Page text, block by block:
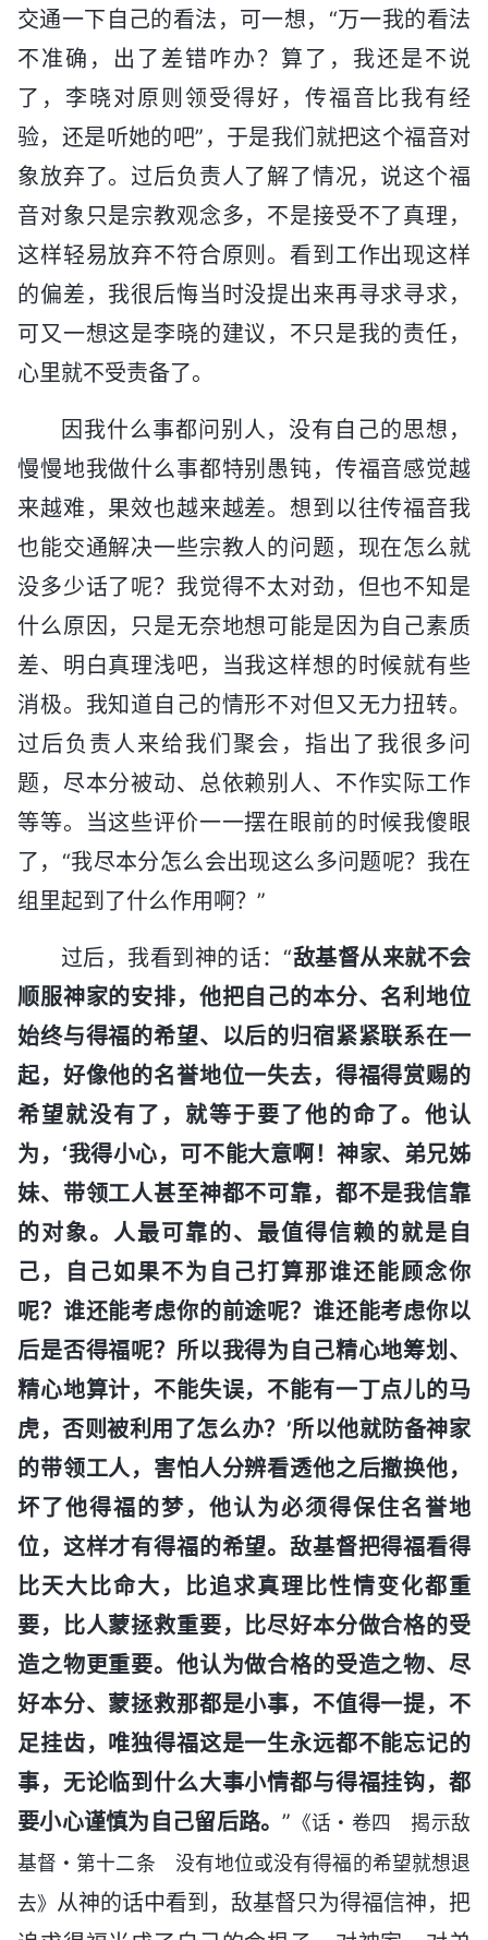
交通一下自己的看法，可一想，“万一我的看法
不准确，出了差错咋办？算了，我还是不说
了，李晓对原则领受得好，传福音比我有经
验，还是听她的吧”，于是我们就把这个福音对
象放弃了。过后负责人了解了情况，说这个福
音对象只是宗教观念多，不是接受不了真理，
这样轻易放弃不符合原则。看到工作出现这样
的偏差，我很后悔当时没提出来再寻求寻求，
可又一想这是李晓的建议，不只是我的责任，
心里就不受责备了。
因我什么事都问别人，没有自己的思想，
慢慢地我做什么事都特别愚钝，传福音感觉越
来越难，果效也越来越差。想到以往传福音我
也能交通解决一些宗教人的问题，现在怎么就
没多少话了呢？我觉得不太对劲，但也不知是
什么原因，只是无奈地想可能是因为自己素质
差、明白真理浅吧，当我这样想的时候就有些
消极。我知道自己的情形不对但又无力扭转。
过后负责人来给我们聚会，指出了我很多问
题，尽本分被动、总依赖别人、不作实际工作
等等。当这些评价一一摆在眼前的时候我傻眼
了，“我尽本分怎么会出现这么多问题呢？我在
组里起到了什么作用啊？”
过后，我看到神的话：“敌基督从来就不会
顺服神家的安排，他把自己的本分、名利地位
始终与得福的希望、以后的归宿紧紧联系在一
起，好像他的名誉地位一失去，得福得赏赐的
希望就没有了，就等于要了他的命了。他认
为，‘我得小心，可不能大意啊！神家、弟兄姊
妹、带领工人甚至神都不可靠，都不是我信靠
的对象。人最可靠的、最值得信赖的就是自
己，自己如果不为自己打算那谁还能顾念你
呢？谁还能考虑你的前途呢？谁还能考虑你以
后是否得福呢？所以我得为自己精心地筹划、
精心地算计，不能失误，不能有一丁点儿的马
虎，否则被利用了怎么办？’所以他就防备神家
的带领工人，害怕人分辨看透他之后撤换他，
坏了他得福的梦，他认为必须得保住名誉地
位，这样才有得福的希望。敌基督把得福看得
比天大比命大，比追求真理比性情变化都重
要，比人蒙拯救重要，比尽好本分做合格的受
造之物更重要。他认为做合格的受造之物、尽
好本分、蒙拯救那都是小事，不值得一提，不
足挂齿，唯独得福这是一生永远都不能忘记的
事，无论临到什么大事小情都与得福挂钩，都
要小心谨慎为自己留后路。” 《话・卷四 揭示敌
基督・第十二条 没有地位或没有得福的希望就想退
去》 从神的话中看到，敌基督只为得福信神，把